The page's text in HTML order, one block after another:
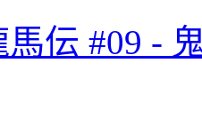
伝 #09 -